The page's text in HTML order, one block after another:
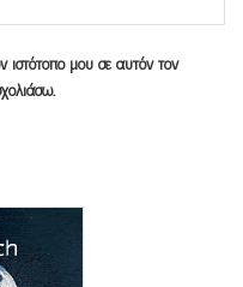
μου σε αυτόν τον